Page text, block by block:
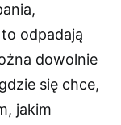
odpadają
dowolnie
się chce,
jakim